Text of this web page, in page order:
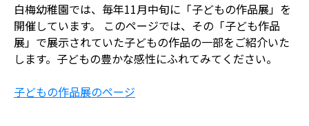
白梅幼稚園では、毎年11月中旬に「子どもの作品展」を
開催しています。 このページでは、その「子ども作品
展」で展示されていた子どもの作品の一部をご紹介いた
します。子どもの豊かな感性にふれてみてください。
子どもの作品展のページ